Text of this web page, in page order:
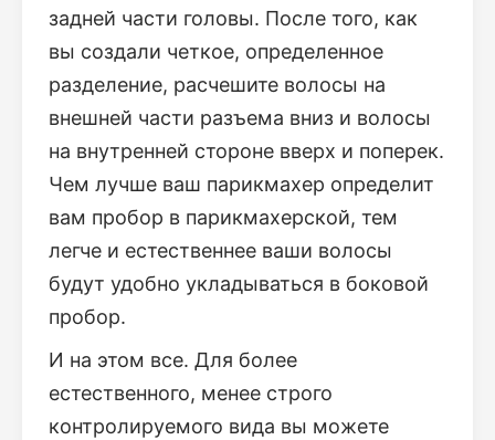
задней части головы. После того, как
вы создали четкое, определенное
разделение, расчешите волосы на
внешней части разъема вниз и волосы
на внутренней стороне вверх и поперек.
Чем лучше ваш парикмахер определит
вам пробор в парикмахерской, тем
легче и естественнее ваши волосы
будут удобно укладываться в боковой
пробор.
И на этом все. Для более
естественного, менее строго
контролируемого вида вы можете